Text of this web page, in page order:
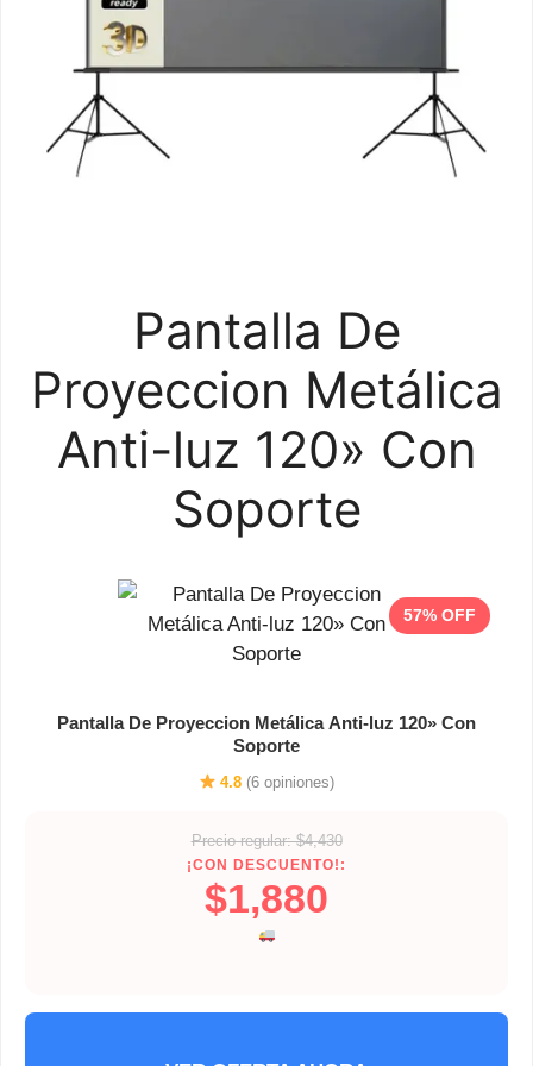
Pantalla De
Proyeccion Metálica
Anti-luz 120» Con
Soporte
57% OFF
Pantalla De Proyeccion Metálica Anti-luz 120» Con
Soporte
4.8 (6 opiniones)
Precio regular: $4,430
¡CON DESCUENTO!:
$1,880